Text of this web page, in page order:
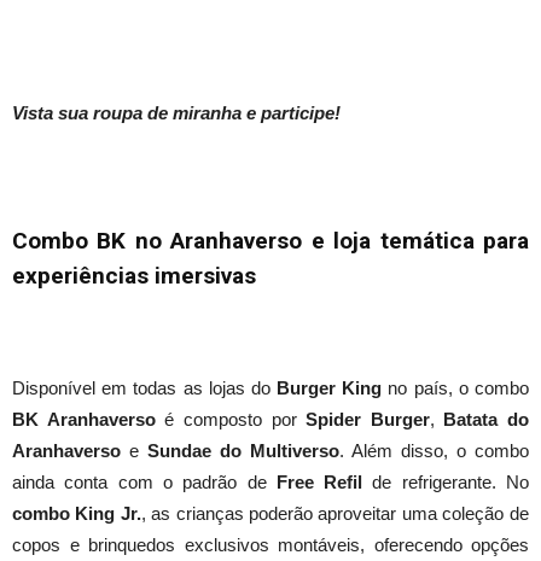
Vista sua roupa de miranha e participe!
Combo BK no Aranhaverso e loja temática para
experiências imersivas
Disponível em todas as lojas doBurger King no país, o combo
BK Aranhaversoé composto porSpider Burger, Batata do
Aranhaverso e Sundae do Multiverso. Além disso, o combo
ainda conta com o padrão de Free Refil de refrigerante. No
combo King Jr., as crianças poderão aproveitar uma coleção de
copos e brinquedos exclusivos montáveis, oferecendo opções